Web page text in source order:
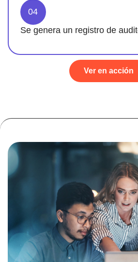
04
Se genera un registro de
Ver en acción